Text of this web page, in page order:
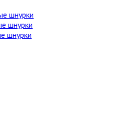
шнурки
шнурки
шнурки